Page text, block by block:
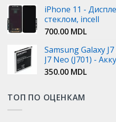
iPhone 11 -
стеклом, incell
700.00 MDL
Samsung Galaxy J7
J7 Neo (J701) -
350.00 MDL
ТОП ПО ОЦЕНКАМ